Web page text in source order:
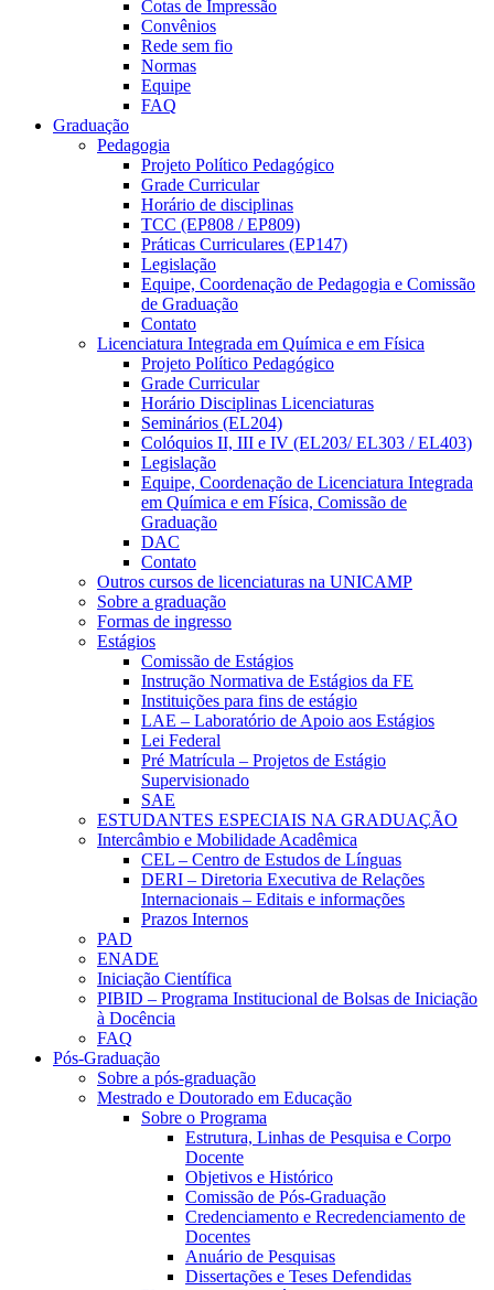
Cotas de Impressão
Convênios
Rede sem fio
Normas
Equipe
FAQ
Graduação
Pedagogia
Projeto Político Pedagógico
Grade Curricular
Horário de disciplinas
TCC (EP808 / EP809)
Práticas Curriculares (EP147)
Legislação
Equipe, Coordenação de Pedagogia e Comissão
de Graduação
Contato
Licenciatura Integrada em Química e em Física
Projeto Político Pedagógico
Grade Curricular
Horário Disciplinas Licenciaturas
Seminários (EL204)
Colóquios II, III e IV (EL203/ EL303 / EL403)
Legislação
Equipe, Coordenação de Licenciatura Integrada
em Química e em Física, Comissão de
Graduação
DAC
Contato
Outros cursos de licenciaturas na UNICAMP
Sobre a graduação
Formas de ingresso
Estágios
Comissão de Estágios
Instrução Normativa de Estágios da FE
Instituições para fins de estágio
LAE – Laboratório de Apoio aos Estágios
Lei Federal
Pré Matrícula – Projetos de Estágio
Supervisionado
SAE
ESTUDANTES ESPECIAIS NA GRADUAÇÃO
Intercâmbio e Mobilidade Acadêmica
CEL – Centro de Estudos de Línguas
DERI – Diretoria Executiva de Relações
Internacionais – Editais e informações
Prazos Internos
PAD
ENADE
Iniciação Científica
PIBID – Programa Institucional de Bolsas de Iniciação
à Docência
FAQ
Pós-Graduação
Sobre a pós-graduação
Mestrado e Doutorado em Educação
Sobre o Programa
Estrutura, Linhas de Pesquisa e Corpo
Docente
Objetivos e Histórico
Comissão de Pós-Graduação
Credenciamento e Recredenciamento de
Docentes
Anuário de Pesquisas
Dissertações e Teses Defendidas